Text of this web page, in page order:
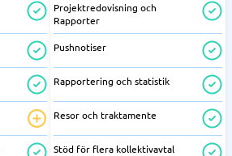
Projektredovisning och
Rapporter
Pushnotiser
Rapportering och statistik
Resor och traktamente
Stöd för flera kollektivavtal